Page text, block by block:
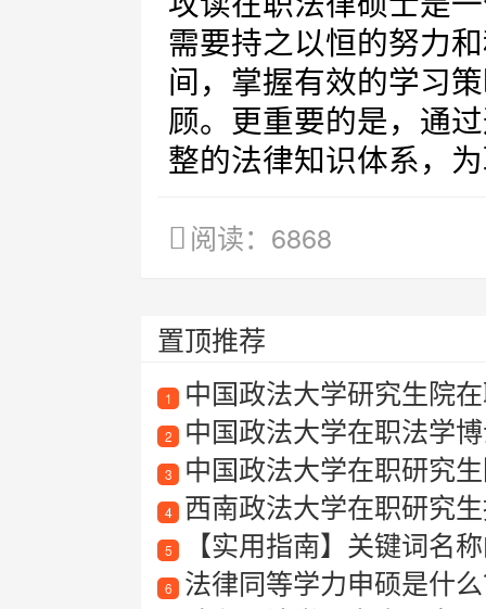
需要持之以恒的努力
间，掌握有效的学习
顾。更重要的是，通
整的法律知识体系，
阅读：6868
置顶推荐
1 中国政法大学研究生院
2 中国政法大学在职法学
3 中国政法大学在职研究
4 西南政法大学在职研究
5 【实用指南】关键词名
6 法律同等学力申硕是什么